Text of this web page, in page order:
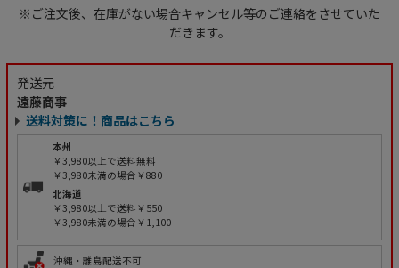
※ご注文後、在庫がない場合キャンセル等のご連絡をさせていた
だきます。
発送元
遠藤商事
送料対策に！商品はこちら
本州
￥3,980以上で送料無料
￥3,980未満の場合￥880
北海道
￥3,980以上で送料￥550
￥3,980未満の場合￥1,100
沖縄・離島配送不可